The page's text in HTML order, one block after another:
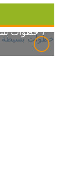
7 خطوات